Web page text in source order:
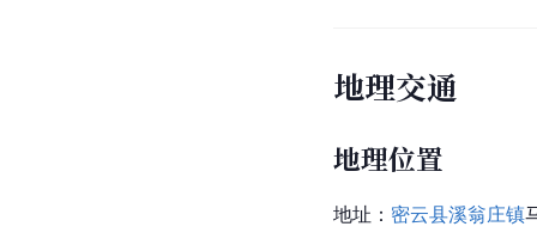
地理交通
地理位置
地址： 密云县溪翁庄镇